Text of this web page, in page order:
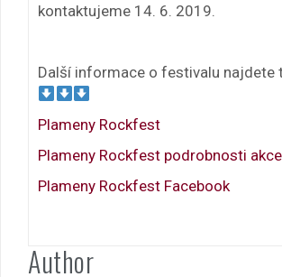
kontaktujeme 14. 6. 2019.
Další informace o festivalu najdete
Plameny Rockfest
Plameny Rockfest podrobnosti akce
Plameny Rockfest Facebook
Author